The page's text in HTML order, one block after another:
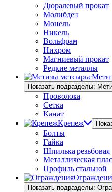
Дюралевый прокат
Молибден
Монель
Никель
Вольфрам
Нихром
Магниевый прокат
Редкие металлы
Показать подразделы:
Проволока
Сетка
Канат
Крепеж
Болты
Гайка
Шпилька резьбовая
Металлическая
Профиль стальной
Показать подразделы: